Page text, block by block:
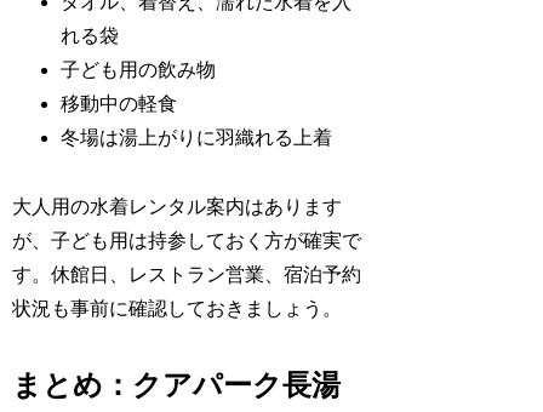
れる袋
子ども用の飲み物
移動中の軽食
冬場は湯上がりに羽織れる上着
大人用の水着レンタル案内はあります
が、子ども用は持参しておく方が確実で
す。休館日、レストラン営業、宿泊予約
状況も事前に確認しておきましょう。
まとめ：クアパーク長湯